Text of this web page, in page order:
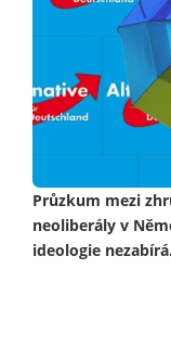
Průzkum mezi
neoliberály v
ideologie nezabírá.